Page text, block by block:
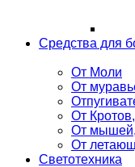
Средства для
От Моли
От
От
От
От
Светотехника